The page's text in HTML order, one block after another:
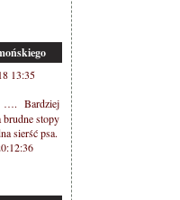
13:35
…. Bardziej
brudne stopy
sierść psa.